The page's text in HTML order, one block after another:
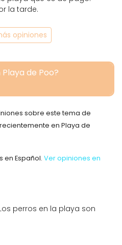
la tarde.
opiniones
de Poo?
sobre este tema de
en Playa de
en Español. Ver opiniones en
perros en la playa son